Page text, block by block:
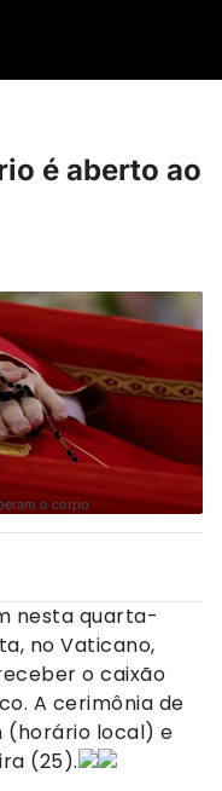
é aberto ao
o corpo
nesta quarta-
no Vaticano,
o caixão
A cerimônia de
(horário local) e
(25).